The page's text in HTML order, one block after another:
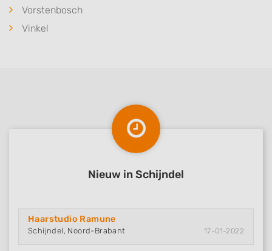
Vorstenbosch
Vinkel
Nieuw in Schijndel
Haarstudio Ramune
Schijndel, Noord-Brabant 17-01-2022